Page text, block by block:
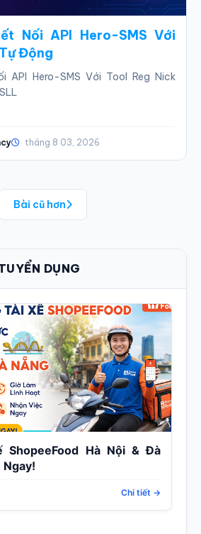
Nối API Hero-SMS Với
Động
API Hero-SMS Với Tool Reg Nick
mãi ...
tháng 8 03, 2026
Bài cũ hơn
DỤNG
ShopeeFood Hà Nội & Đà
Ngay!
Chi tiết →